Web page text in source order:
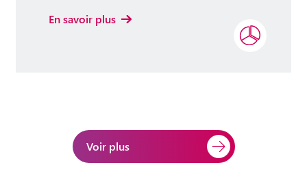
En savoir plus
Voir plus